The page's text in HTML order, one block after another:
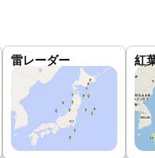
雷レーダー 紅